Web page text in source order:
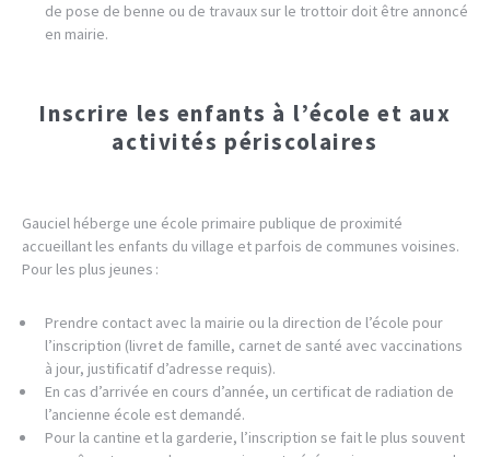
de pose de benne ou de travaux sur le trottoir doit être annoncé
en mairie.
Inscrire les enfants à l’école et aux
activités périscolaires
Gauciel héberge une école primaire publique de proximité
accueillant les enfants du village et parfois de communes voisines.
Pour les plus jeunes :
Prendre contact avec la mairie ou la direction de l’école pour
l’inscription (livret de famille, carnet de santé avec vaccinations
à jour, justificatif d’adresse requis).
En cas d’arrivée en cours d’année, un certificat de radiation de
l’ancienne école est demandé.
Pour la cantine et la garderie, l’inscription se fait le plus souvent